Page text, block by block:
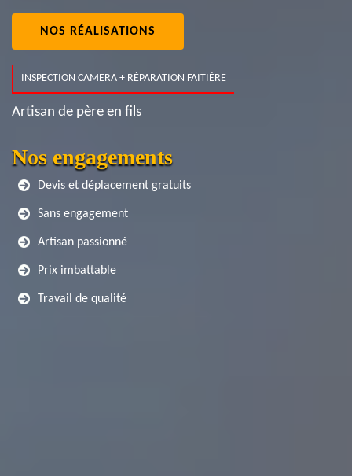
NOS RÉALISATIONS
INSPECTION CAMERA + RÉPARATION FAITIÈRE
Artisan de père en fils
Nos engagements
Devis et déplacement gratuits
Sans engagement
Artisan passionné
Prix imbattable
Travail de qualité